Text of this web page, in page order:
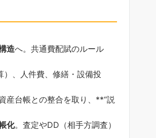
造へ。共通費配賦のルール
）、人件費、修繕・設備投
産台帳との整合を取り、**“説
化。査定やDD（相手方調査）